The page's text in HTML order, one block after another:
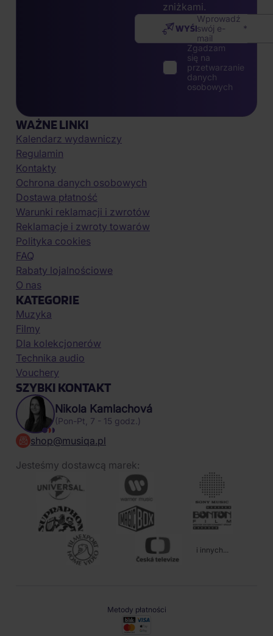
zniżkami.
Wprowadź
swój e-
mail
WYŚLIJ
Zgadzam
się na
przetwarzanie
danych
osobowych
WAŻNE LINKI
Kalendarz wydawniczy
Regulamin
Kontakty
Ochrona danych osobowych
Dostawa płatność
Warunki reklamacji i zwrotów
Reklamacje i zwroty towarów
Polityka cookies
FAQ
Rabaty lojalnościowe
O nas
KATEGORIE
Muzyka
Filmy
Dla kolekcjonerów
Technika audio
Vouchery
SZYBKI KONTAKT
Nikola Kamlachová
(Pon-Pt, 7 - 15 godz.)
shop@musiqa.pl
Jesteśmy dostawcą marek:
i innych...
Metody płatności